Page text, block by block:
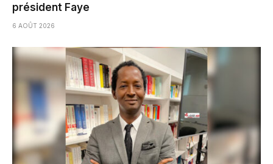
président Faye
6 AOÛT 2026